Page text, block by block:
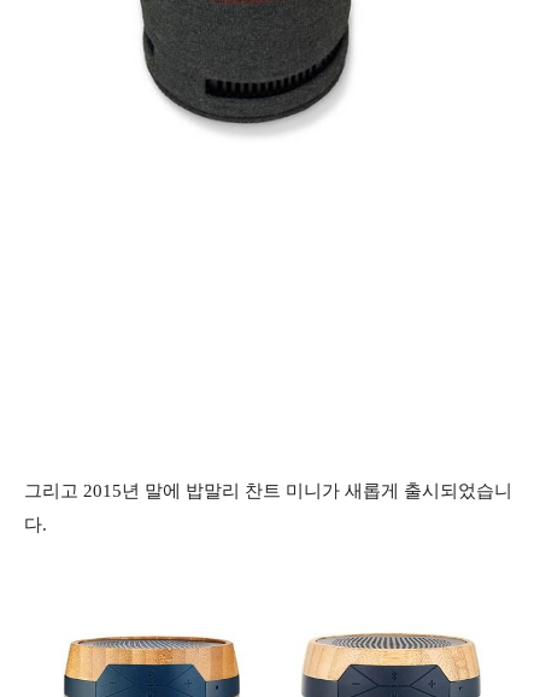
그리고 2015년 말에 밥말리 찬트 미니가 새롭게 출시되었습니
다.